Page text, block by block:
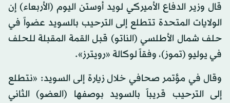
قال وزير الدفاع الأميركي لويد أوستن اليوم (الأربعاء) إن
الولايات المتحدة تتطلع إلى الترحيب بالسويد عضواً في
حلف شمال الأطلسي (الناتو) قبل القمة المقبلة للحلف
في يوليو (تموز)، وفقاً لوكالة «رويترز».
وقال في مؤتمر صحافي خلال زيارة إلى السويد: «نتطلع
إلى الترحيب قريباً بالسويد بوصفها (العضو) الثاني